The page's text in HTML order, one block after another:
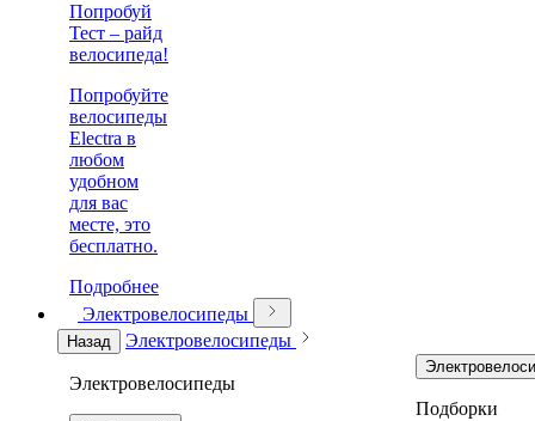
Попробуй
Тест – райд
велосипеда!
Попробуйте
велосипеды
Electra в
любом
удобном
для вас
месте, это
бесплатно.
Подробнее
Электровелосипеды
Назад Электровелосипеды
Электровелосипеды
Подборки